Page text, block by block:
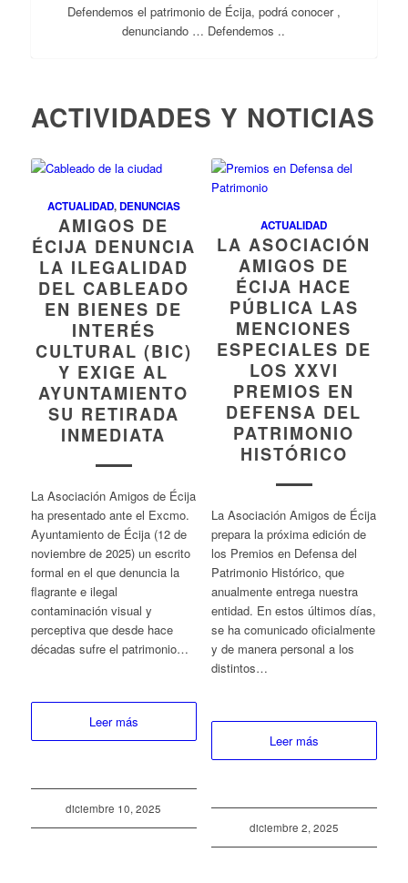
Defendemos el patrimonio de Écija, podrá conocer ,
denunciando … Defendemos ..
ACTIVIDADES Y NOTICIAS
ACTUALIDAD,DENUNCIAS
AMIGOS DE
ÉCIJA DENUNCIA
LA ILEGALIDAD
DEL CABLEADO
EN BIENES DE
INTERÉS
CULTURAL (BIC)
Y EXIGE AL
AYUNTAMIENTO
SU RETIRADA
INMEDIATA
La Asociación Amigos de Écija
ha presentado ante el Excmo.
Ayuntamiento de Écija (12 de
noviembre de 2025) un escrito
formal en el que denuncia la
flagrante e ilegal
contaminación visual y
perceptiva que desde hace
décadas sufre el patrimonio…
Leer más
diciembre 10, 2025
ACTUALIDAD
LA ASOCIACIÓN
AMIGOS DE
ÉCIJA HACE
PÚBLICA LAS
MENCIONES
ESPECIALES DE
LOS XXVI
PREMIOS EN
DEFENSA DEL
PATRIMONIO
HISTÓRICO
La Asociación Amigos de Écija
prepara la próxima edición de
los Premios en Defensa del
Patrimonio Histórico, que
anualmente entrega nuestra
entidad. En estos últimos días,
se ha comunicado oficialmente
y de manera personal a los
distintos…
Leer más
diciembre 2, 2025